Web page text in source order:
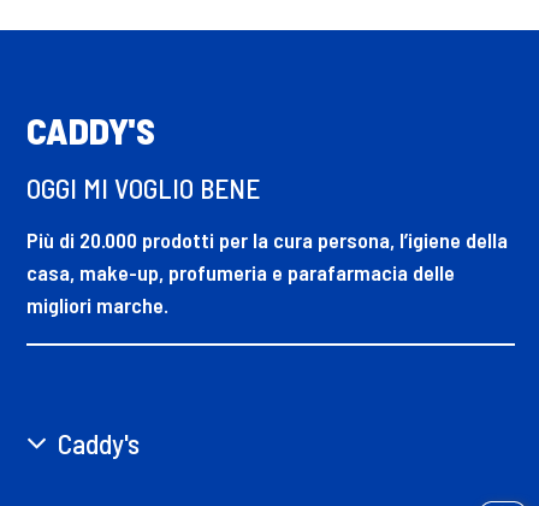
CADDY'S
OGGI MI VOGLIO BENE
Più di 20.000 prodotti per la cura persona, l’igiene della
casa, make-up, profumeria e parafarmacia delle
migliori marche.
Caddy's